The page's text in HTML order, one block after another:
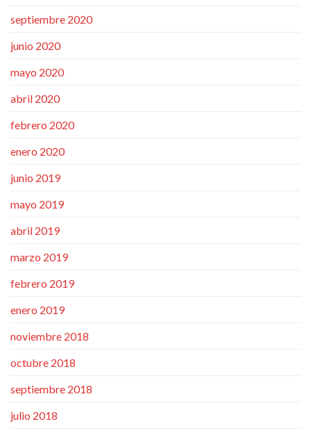
septiembre 2020
junio 2020
mayo 2020
abril 2020
febrero 2020
enero 2020
junio 2019
mayo 2019
abril 2019
marzo 2019
febrero 2019
enero 2019
noviembre 2018
octubre 2018
septiembre 2018
julio 2018